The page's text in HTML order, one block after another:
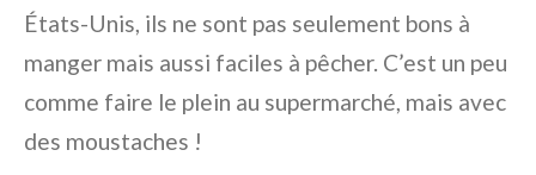
États-Unis, ils ne sont pas seulement bons à
manger mais aussi faciles à pêcher. C’est un peu
comme faire le plein au supermarché, mais avec
des moustaches !